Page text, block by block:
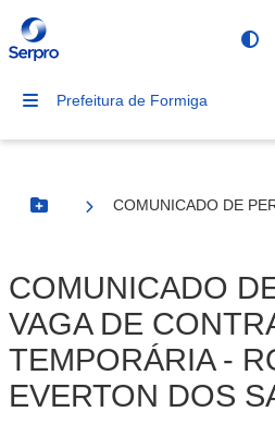
Prefeitura de Formiga
Botão Menu
COMUNICADO DE
COMUNICADO
VAGA DE
TEMPORÁRIA -
EVERTON DOS